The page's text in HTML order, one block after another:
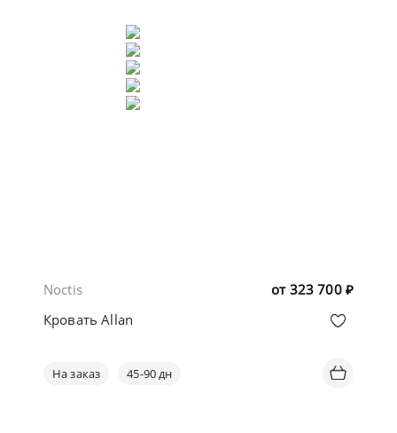
от 323 700 ₽
Noctis
Кровать Allan
На заказ 45-90 дн